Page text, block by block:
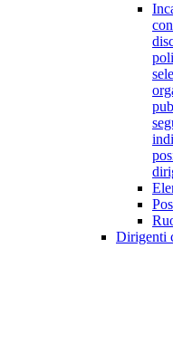
Dirigenti